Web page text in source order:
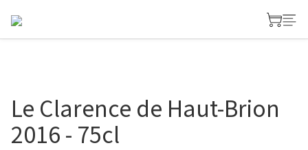
Le Clarence de Haut-Brion
2016 - 75cl